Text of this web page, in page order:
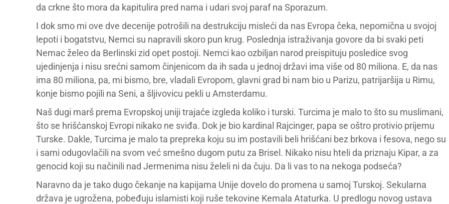
da crkne što mora da kapitulira pred nama i udari svoj paraf na Sporazum.
I dok smo mi ove dve decenije potrošili na destrukciju misleći da nas Evropa čeka, nepomična u svojoj
lepoti i bogatstvu, Nemci su napravili skoro pun krug. Poslednja istraživanja govore da bi svaki peti
Nemac želeo da Berlinski zid opet postoji. Nemci kao ozbiljan narod preispituju posledice svog
ujedinjenja i nisu srećni samom činjenicom da ih sada u jednoj državi ima više od 80 miliona. E, da nas
ima 80 miliona, pa, mi bismo, bre, vladali Evropom, glavni grad bi nam bio u Parizu, patrijaršija u Rimu,
konje bismo pojili na Seni, a šljivovicu pekli u Amsterdamu.
Naš dugi marš prema Evropskoj uniji trajaće izgleda koliko i turski. Turcima je malo to što su muslimani,
što se hrišćanskoj Evropi nikako ne sviđa. Dok je bio kardinal Rajcinger, papa se oštro protivio prijemu
Turske. Dakle, Turcima je malo ta prepreka koju su im postavili beli hrišćani bez brkova i fesova, nego su
i sami odugovlačili na svom već smešno dugom putu za Brisel. Nikako nisu hteli da priznaju Kipar, a za
genocid koji su načinili nad Jermenima nisu želeli ni da čuju. Da li vas to na nekoga podseća?
Naravno da je tako dugo čekanje na kapijama Unije dovelo do promena u samoj Turskoj. Sekularna
država je ugrožena, pobeđuju islamisti koji ruše tekovine Kemala Ataturka. U predlogu novog ustava